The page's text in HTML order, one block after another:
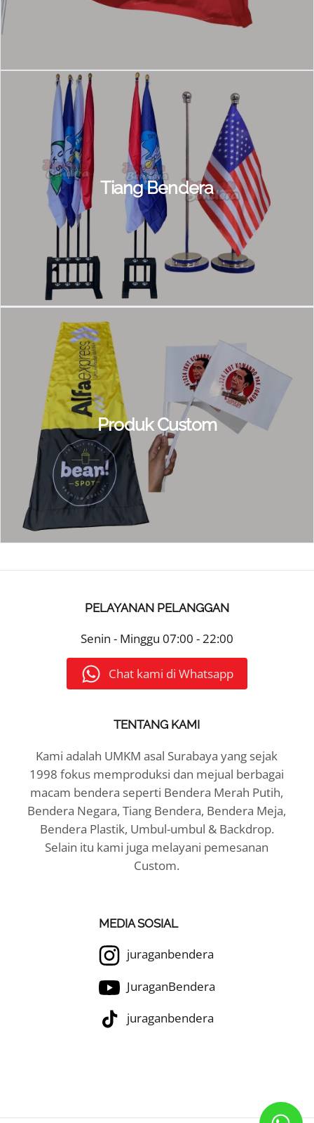
Tiang Bendera
Produk Custom
PELAYANAN PELANGGAN
Senin - Minggu 07:00 - 22:00
Chat kami di Whatsapp
TENTANG KAMI
Kami adalah UMKM asal Surabaya yang sejak
1998 fokus memproduksi dan mejual berbagai
macam bendera seperti Bendera Merah Putih,
Bendera Negara, Tiang Bendera, Bendera Meja,
Bendera Plastik, Umbul-umbul & Backdrop.
Selain itu kami juga melayani pemesanan
Custom.
MEDIA SOSIAL
juraganbendera
JuraganBendera
juraganbendera